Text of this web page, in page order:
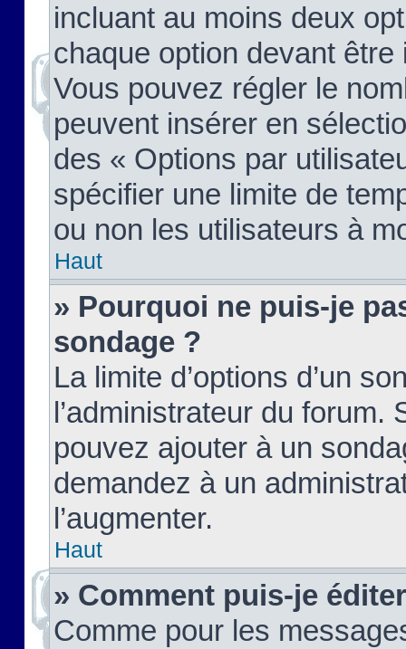
incluant au moins deux
chaque option devant
Vous pouvez régler le
peuvent insérer en
des « Options par
spécifier une limite de
ou non les utilisateurs à
Haut
» Pourquoi ne puis-je
sondage ?
La limite d’options d’un
l’administrateur du forum.
pouvez ajouter à un
demandez à un
l’augmenter.
Haut
» Comment puis-je
Comme pour les